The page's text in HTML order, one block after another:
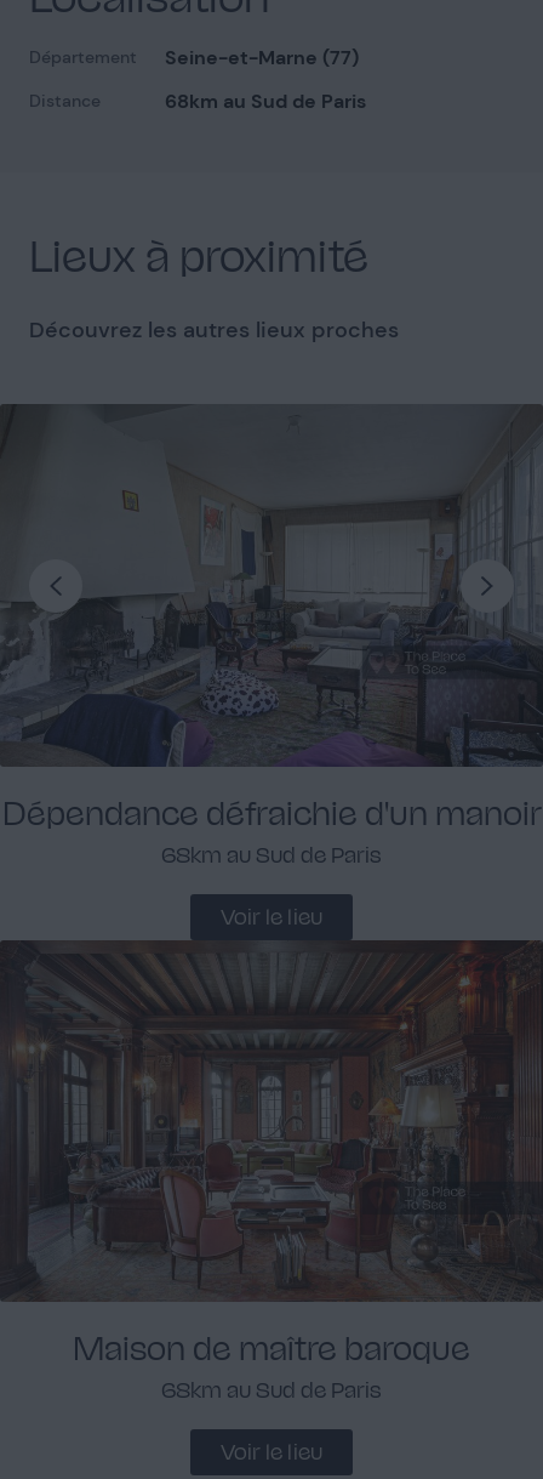
Département Seine-et-Marne (77)
Distance 68km au Sud de Paris
Lieux à proximité
Découvrez les autres lieux proches
Dépendance défraichie d'un manoir
68km au Sud de Paris
Voir le lieu
Maison de maître baroque
68km au Sud de Paris
Voir le lieu